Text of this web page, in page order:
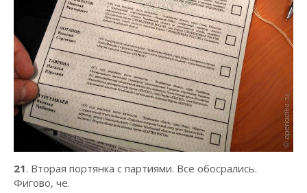
21. Вторая портянка с партиями. Все обосрались.
Фигово, че.